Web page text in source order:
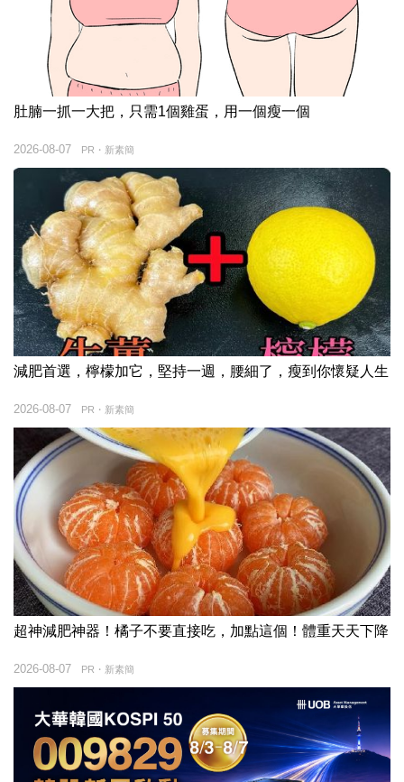
肚腩一抓一大把，只需1個雞蛋，用一個瘦一個
PR・新素簡
2026-08-07
減肥首選，檸檬加它，堅持一週，腰細了，瘦到你懷疑人生
PR・新素簡
2026-08-07
超神減肥神器！橘子不要直接吃，加點這個！體重天天下降
PR・新素簡
2026-08-07